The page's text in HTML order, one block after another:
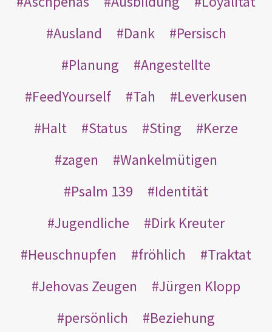
Ausland
Dank
Persisch
Planung
Angestellte
FeedYourself
Tah
Leverkusen
Halt
Status Sting
Kerze
zagen
Wankelmütigen
Psalm 139
Identität
Jugendliche
Dirk Kreuter
Heuschnupfen
fröhlich
Traktat
Jehovas Zeugen
Jürgen Klopp
persönlich
Beziehung